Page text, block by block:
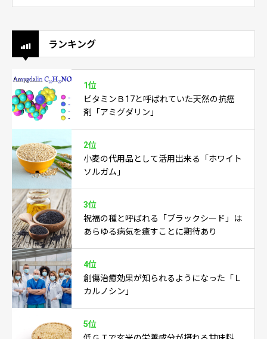
ランキング
1位
ビタミンＢ17と呼ばれていた天然の抗癌
剤「アミグダリン」
2位
小麦の代用品として活用出来る「ホワイト
ソルガム」
3位
祝福の種と呼ばれる「ブラックシード」は
あらゆる病気を癒すことに期待あり
4位
創傷治癒効果が知られるようになった「Ｌ
カルノシン」
5位